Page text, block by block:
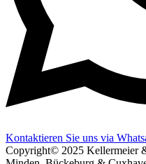
Kontaktieren Sie uns via
Copyright© 2025 Kellermeier